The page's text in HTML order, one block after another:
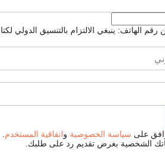
رقم الهاتف: ينبغي الالتزام بالتنسيق الدولي
على سياسة الخصوصية واتفاقية المستخدم
الشخصية بغرض تقديم رد على طلبك.